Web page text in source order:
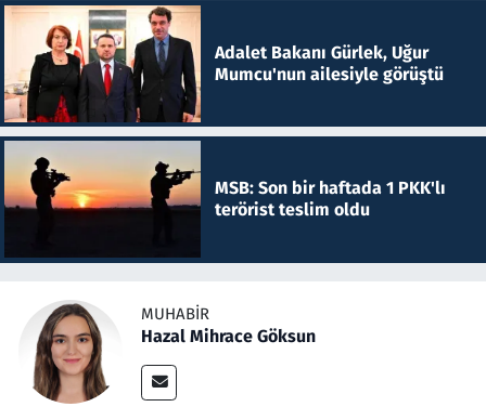
Adalet Bakanı Gürlek, Uğur
Mumcu'nun ailesiyle görüştü
MSB: Son bir haftada 1 PKK'lı
terörist teslim oldu
MUHABIR
Hazal Mihrace Göksun